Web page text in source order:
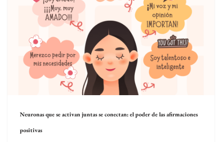
Neuronas que se activan juntas se conectan: el poder de las afirmaciones
positivas